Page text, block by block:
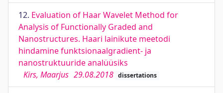
12. Evaluation of Haar Wavelet Method for
Analysis of Functionally Graded and
Nanostructures. Haari lainikute meetodi
hindamine funktsionaalgradient- ja
nanostruktuuride analüüsiks
Kirs, Maarjus 29.08.2018 dissertations